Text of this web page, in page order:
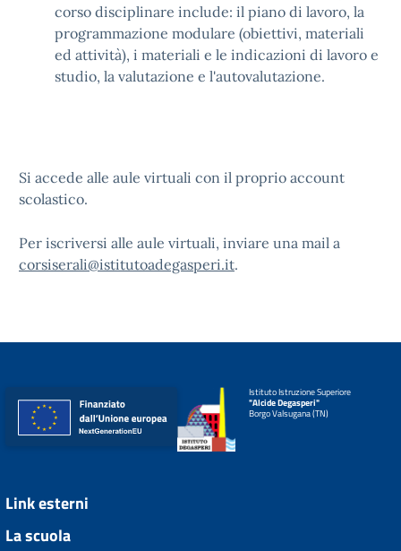
corso disciplinare include: il piano di lavoro, la
programmazione modulare (obiettivi, materiali
ed attività), i materiali e le indicazioni di lavoro e
studio, la valutazione e l'autovalutazione.
Si accede alle aule virtuali con il proprio account
scolastico.
Per iscriversi alle aule virtuali, inviare una mail a
corsiserali@istitutoadegasperi.it.
Istituto Istruzione Superiore
"Alcide Degasperi"
Borgo Valsugana (TN)
Link esterni
La scuola